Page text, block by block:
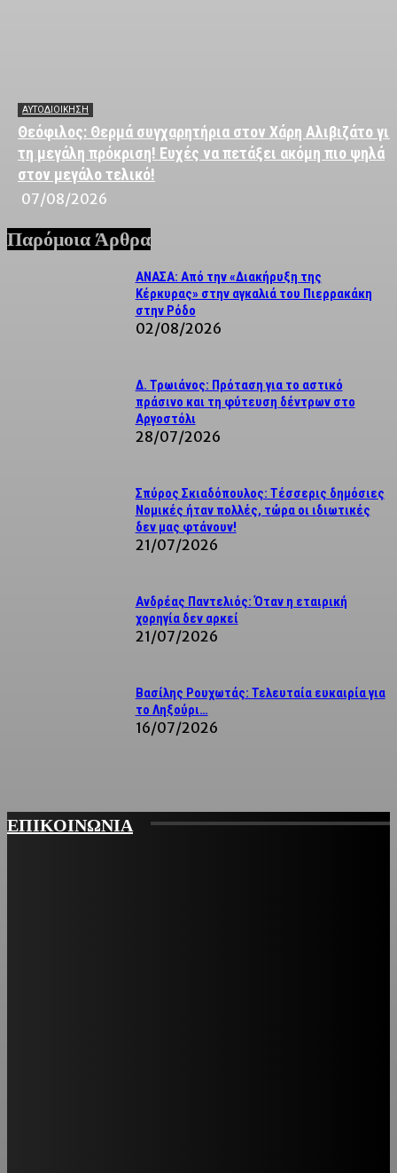
ΑΥΤΟΔΙΟΙΚΗΣΗ
Θεόφιλος: Θερμά συγχαρητήρια στον Χάρη Αλιβιζάτο για
τη μεγάλη πρόκριση! Ευχές να πετάξει ακόμη πιο ψηλά
στον μεγάλο τελικό!
07/08/2026
Παρόμοια Άρθρα
ΑΝΑΣΑ: Από την «Διακήρυξη της
Κέρκυρας» στην αγκαλιά του Πιερρακάκη
στην Ρόδο
02/08/2026
Δ. Τρωιάνος: Πρόταση για το αστικό
πράσινο και τη φύτευση δέντρων στο
Αργοστόλι
28/07/2026
Σπύρος Σκιαδόπουλος: Τέσσερις δημόσιες
Νομικές ήταν πολλές, τώρα οι ιδιωτικές
δεν μας φτάνουν!
21/07/2026
Ανδρέας Παντελιός: Όταν η εταιρική
χορηγία δεν αρκεί
21/07/2026
Βασίλης Ρουχωτάς: Τελευταία ευκαιρία για
το Ληξούρι…
16/07/2026
ΕΠΙΚΟΙΝΩΝΙΑ